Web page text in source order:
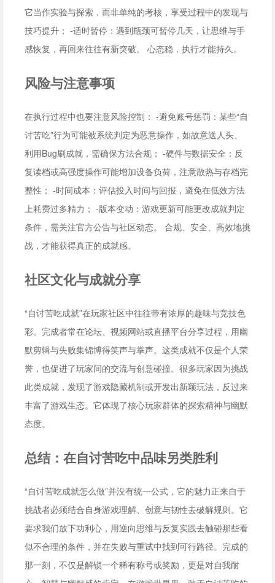
它当作实验与探索，而非单纯的考核，享受过程中的发现与
技巧提升； -适时暂停：遇到瓶颈可暂停几天，让思维与手
感恢复，再回来往往有新突破。 心态稳，执行才能持久。
风险与注意事项
在执行过程中也要注意风险控制： -避免账号惩罚：某些“自
讨苦吃”行为可能被系统判定为恶意操作，如故意送人头、
利用Bug刷成就，需确保方法合规； -硬件与数据安全：反
复读档或高强度操作可能增加设备负荷，注意散热与存档完
整性； -时间成本：评估投入时间与回报，避免在低效方法
上耗费过多精力； -版本变动：游戏更新可能更改成就判定
条件，需关注官方公告与社区动态。 合规、安全、高效地挑
战，才能获得真正的成就感。
社区文化与成就分享
“自讨苦吃成就”在玩家社区中往往带有浓厚的趣味与竞技色
彩。完成者常在论坛、视频网站或直播平台分享过程，用幽
默剪辑与失败集锦博得笑声与掌声。这类成就不仅是个人荣
誉，也促进了玩家间的交流与创意碰撞。很多玩家因为挑战
此类成就，发现了游戏隐藏机制或开发出新颖玩法，反过来
丰富了游戏生态。它体现了核心玩家群体的探索精神与幽默
态度。
总结：在自讨苦吃中品味另类胜利
“自讨苦吃成就怎么做”并没有统一公式，它的魅力正来自于
挑战者必须结合自身游戏理解、创意与韧性去破解规则。它
要求我们放下功利心，用逆向思维与反复实践去触碰那些看
似不合理的条件，并在失败与重试中找到可行路径。完成的
那一刻，不仅是解锁一个稀有称号或奖励，更是对自我耐